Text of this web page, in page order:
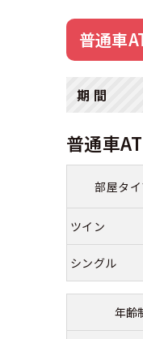
普通車
期 間
普通車
部屋タ
ツイン
シングル
年齢